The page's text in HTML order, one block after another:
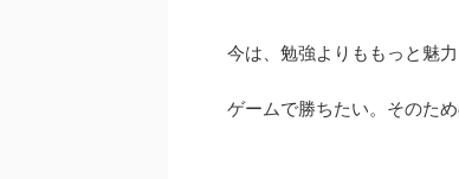
今は、勉強よりももっと魅
ゲームで勝ちたい。そのた